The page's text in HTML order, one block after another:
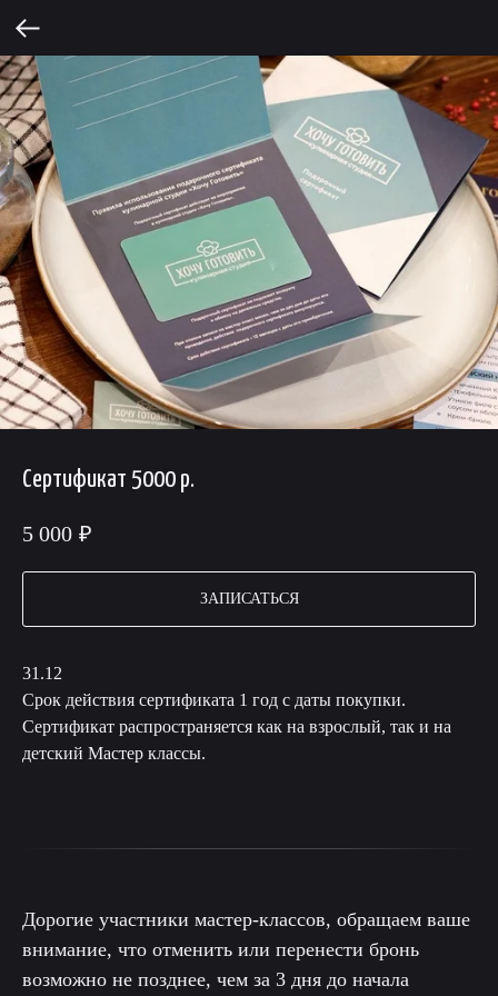
Сертификат 5000 р.
5 000 ₽
ЗАПИСАТЬСЯ
31.12
Срок действия сертификата 1 год с даты покупки.
Сертификат распространяется как на взрослый, так и на
детский Мастер классы.
Дорогие участники мастер-классов, обращаем ваше
внимание, что отменить или перенести бронь
возможно не позднее, чем за 3 дня до начала